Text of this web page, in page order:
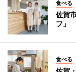
食べる
佐賀
フ」
食べる